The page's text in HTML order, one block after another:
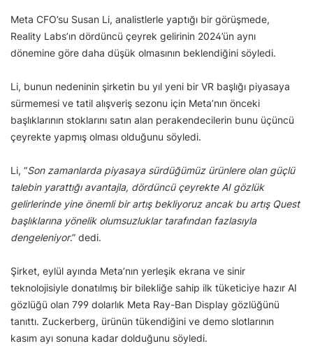
Meta CFO’su Susan Li, analistlerle yaptığı bir görüşmede,
Reality Labs’ın dördüncü çeyrek gelirinin 2024’ün aynı
dönemine göre daha düşük olmasının beklendiğini söyledi.
Li, bunun nedeninin şirketin bu yıl yeni bir VR başlığı piyasaya
sürmemesi ve tatil alışveriş sezonu için Meta’nın önceki
başlıklarının stoklarını satın alan perakendecilerin bunu üçüncü
çeyrekte yapmış olması olduğunu söyledi.
Li, “Son zamanlarda piyasaya sürdüğümüz ürünlere olan güçlü
talebin yarattığı avantajla, dördüncü çeyrekte AI gözlük
gelirlerinde yine önemli bir artış bekliyoruz ancak bu artış Quest
başlıklarına yönelik olumsuzluklar tarafından fazlasıyla
dengeleniyor.” dedi.
Şirket, eylül ayında Meta’nın yerleşik ekrana ve sinir
teknolojisiyle donatılmış bir bilekliğe sahip ilk tüketiciye hazır AI
gözlüğü olan 799 dolarlık Meta Ray-Ban Display gözlüğünü
tanıttı. Zuckerberg, ürünün tükendiğini ve demo slotlarının
kasım ayı sonuna kadar dolduğunu söyledi.